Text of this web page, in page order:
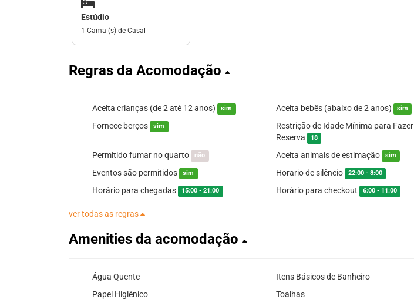
Estúdio
1 Cama (s) de Casal
Regras da Acomodação
Aceita crianças (de 2 até 12 anos) sim Aceita bebês (abaixo de 2 anos) sim
Fornece berços sim
Restrição de Idade Mínima para Fazer
Reserva
18
Permitido fumar no quarto não Aceita animais de estimação sim
Eventos são permitidos sim Horario de silêncio 22:00 - 8:00
Horário para chegadas 15:00 - 21:00 Horário para checkout 6:00 - 11:00
ver todas as regras
Amenities da acomodação
Água Quente
Itens Básicos de Banheiro
Papel Higiênico
Toalhas